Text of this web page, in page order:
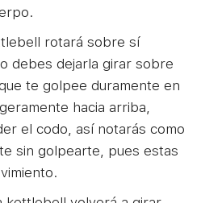
rotará sobre sí
debes dejarla girar sobre
te golpee duramente en
hacia arriba,
el codo, así notarás como
sin golpearte, pues estas